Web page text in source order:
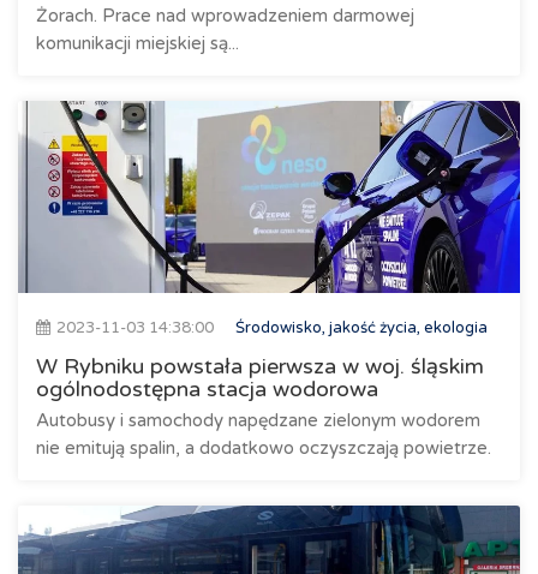
Żorach. Prace nad wprowadzeniem darmowej
komunikacji miejskiej są...
2023-11-03 14:38:00 Środowisko, jakość życia, ekologia
W Rybniku powstała pierwsza w woj. śląskim
ogólnodostępna stacja wodorowa
Autobusy i samochody napędzane zielonym wodorem
nie emitują spalin, a dodatkowo oczyszczają powietrze.